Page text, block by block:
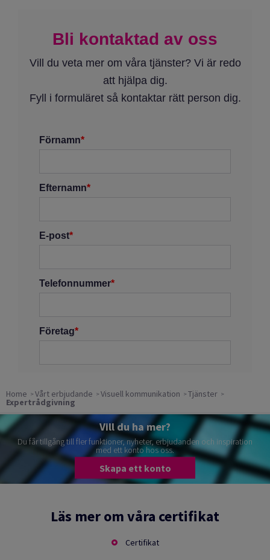
Home Vårt erbjudande Visuell kommunikation Tjänster
Expertrådgivning
Vill du ha mer?
Du får tillgång till fler funktioner, nyheter, erbjudanden och inspiration
med ett konto hos oss.
Skapa ett konto
Läs mer om våra certifikat
Certifikat